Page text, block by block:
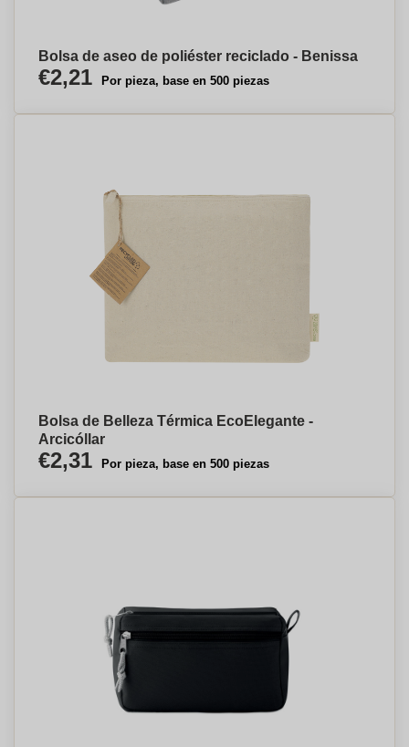
Bolsa de aseo de poliéster reciclado - Benissa
€2,21 Por pieza, base en 500 piezas
Bolsa de Belleza Térmica EcoElegante -
Arcicóllar
€2,31 Por pieza, base en 500 piezas